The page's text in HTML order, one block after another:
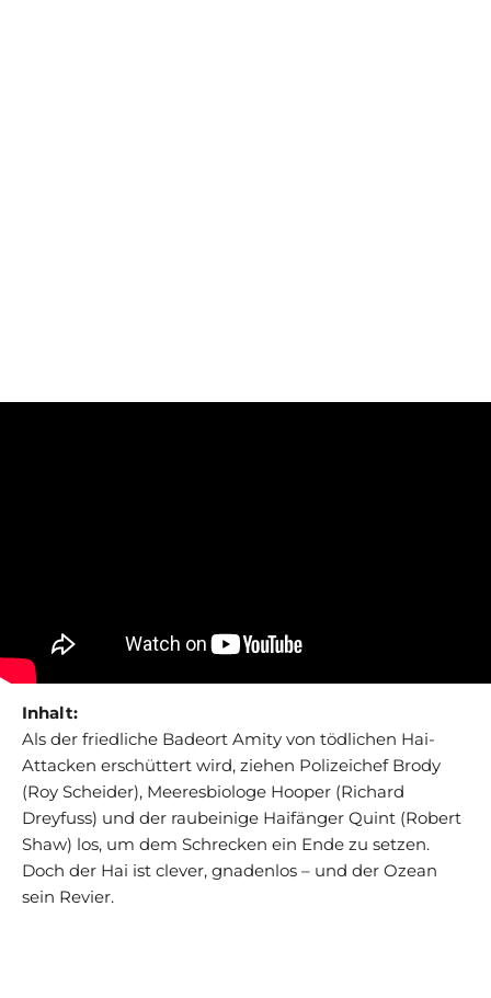
Inhalt:
Als der friedliche Badeort Amity von tödlichen Hai-
Attacken erschüttert wird, ziehen Polizeichef Brody
(Roy Scheider), Meeresbiologe Hooper (Richard
Dreyfuss) und der raubeinige Haifänger Quint (Robert
Shaw) los, um dem Schrecken ein Ende zu setzen.
Doch der Hai ist clever, gnadenlos – und der Ozean
sein Revier.